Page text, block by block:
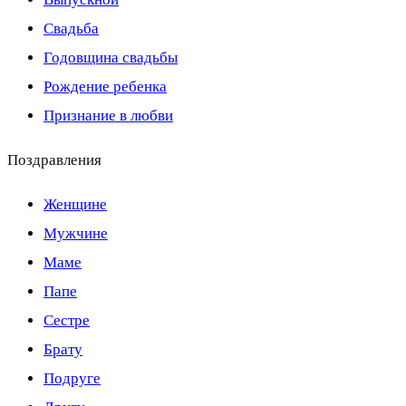
Свадьба
Годовщина свадьбы
Рождение ребенка
Признание в любви
Поздравления
Женщине
Мужчине
Маме
Папе
Сестре
Брату
Подруге